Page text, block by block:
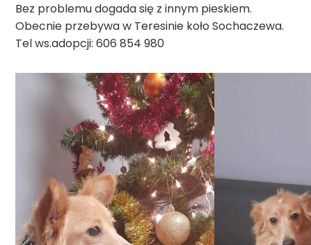
Bez problemu dogada się z innym pieskiem.
Obecnie przebywa w Teresinie koło Sochaczewa.
Tel ws.adopcji: 606 854 980